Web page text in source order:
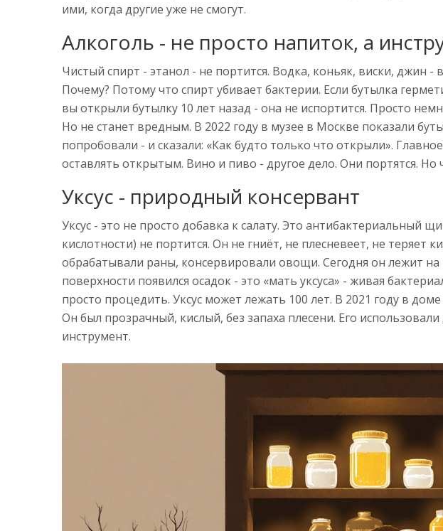
ими, когда другие уже не смогут.
Алкоголь - не просто напиток, а
Чистый спирт - этанол - не портится. Водка, коньяк, виски, джин -
Почему? Потому что спирт убивает бактерии. Если бутылка
вы открыли бутылку 10 лет назад - она не испортится. Просто
Но не станет вредным. В 2022 году в музее в Москве показали
попробовали - и сказали: «Как будто только что открыли».
оставлять открытым. Вино и пиво - другое дело. Они портятся. Но
Уксус - природный консервант
Уксус - это не просто добавка к салату. Это антибактериальный
кислотности) не портится. Он не гниёт, не плесневеет, не теряет
обрабатывали раны, консервировали овощи. Сегодня он лежит на
поверхности появился осадок - это «мать уксуса» - живая
просто процедить. Уксус может лежать 100 лет. В 2021 году в
Он был прозрачный, кислый, без запаха плесени. Его использовали
инструмент.